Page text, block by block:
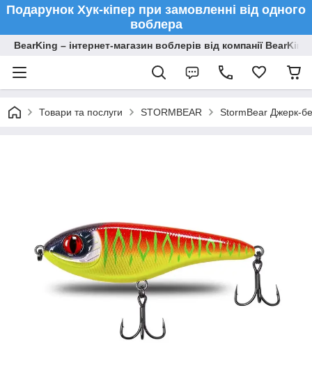
Подарунок Хук-кіпер при замовленні від одного
воблера
BearKing – інтернет-магазин воблерів від компанії BearKing
Товари та послуги STORMBEAR StormBear Джерк-